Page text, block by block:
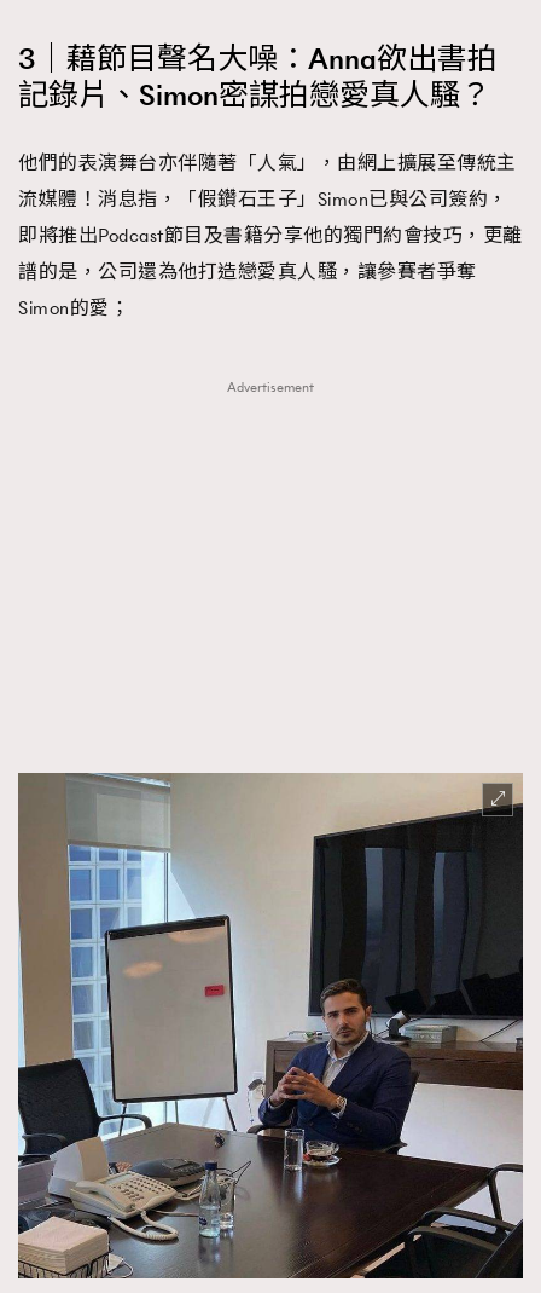
3｜藉節目聲名大噪：Anna欲出書拍
記錄片、Simon密謀拍戀愛真人騷？
他們的表演舞台亦伴隨著「人氣」，由網上擴展至傳統主
流媒體！消息指，「假鑽石王子」Simon已與公司簽約，
即將推出Podcast節目及書籍分享他的獨門約會技巧，更離
譜的是，公司還為他打造戀愛真人騷，讓參賽者爭奪
Simon的愛；
Advertisement